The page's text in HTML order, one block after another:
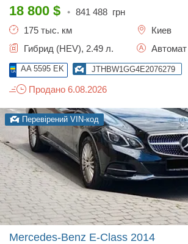
18 800 $ • 841 488 грн
175 тыс. км
Киев
Гибрид (HEV), 2.49 л.
Автомат
AA 5595 EK JTHBW1GG4E2076279
Продано 6.08.2026
Перевірений VIN-код
Mercedes-Benz E-Class 2014